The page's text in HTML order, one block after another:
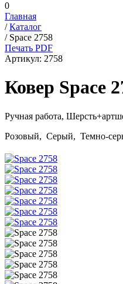
0
Главная
/Каталог
/ Space 2758
Печать PDF
Артикул: 2758
Ковер Space
Ручная работа,
Розовый, Серый, Темно-